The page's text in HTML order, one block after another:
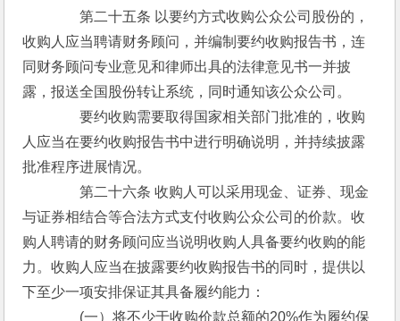
第二十五条 以要约方式收购公众公司股份的，
收购人应当聘请财务顾问，并编制要约收购报告书，连
同财务顾问专业意见和律师出具的法律意见书一并披
露，报送全国股份转让系统，同时通知该公众公司。
要约收购需要取得国家相关部门批准的，收购
人应当在要约收购报告书中进行明确说明，并持续披露
批准程序进展情况。
第二十六条 收购人可以采用现金、证券、现金
与证券相结合等合法方式支付收购公众公司的价款。收
购人聘请的财务顾问应当说明收购人具备要约收购的能
力。收购人应当在披露要约收购报告书的同时，提供以
下至少一项安排保证其具备履约能力：
(一）将不少于收购价款总额的20%作为履约保